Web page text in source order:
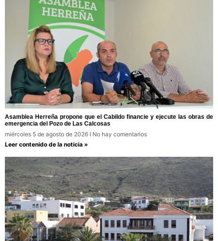
Asamblea Herreña propone que el Cabildo financie y ejecute las obras de
emergencia del Pozo de Las Calcosas
miércoles 5 de agosto de 2026
No hay comentarios
Leer contenido de la noticia »